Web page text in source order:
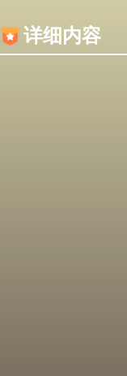
详细内容